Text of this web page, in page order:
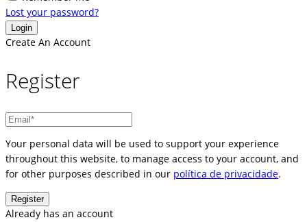
Lost your password?
Create An Account
Register
Your personal data will be used to support your experience
throughout this website, to manage access to your account, and
for other purposes described in our política de privacidade.
Already has an account